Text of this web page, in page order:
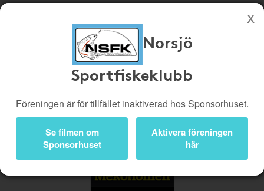
Köp genom denna sida stöttar Norsjö Sportfiskeklubb
Butiker
Biobiljetter
Bli medlem
Logga in
Norsjö
Sportfiskeklubb
Föreningen är för tillfället inaktiverad hos Sponsorhuset.
Se filmen om
Sponsorhuset
Aktivera föreningen
här